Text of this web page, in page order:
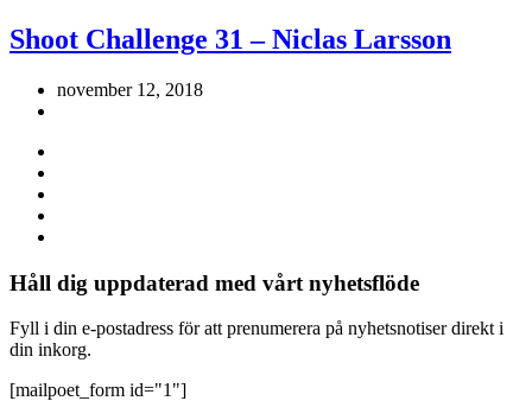
Shoot Challenge 31 – Niclas Larsson
november 12, 2018
Håll dig uppdaterad med vårt nyhetsflöde
Fyll i din e-postadress för att prenumerera på nyhetsnotiser direkt i
din inkorg.
[mailpoet_form id="1"]